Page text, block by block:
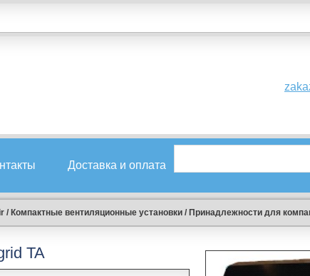
Доставка и оплата
/ Компактные вентиляционные установки / Принадлежности для
TA